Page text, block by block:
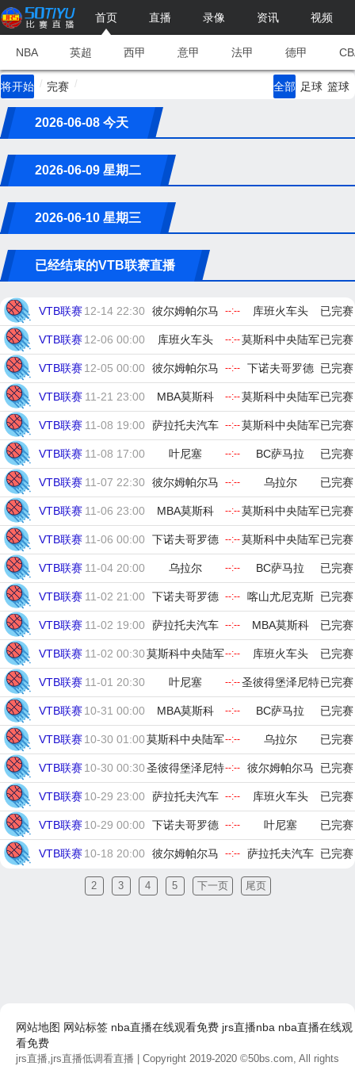
首页 直播 录像 资讯 视频
NBA 英超 西甲 意甲 法甲 德甲
将开始 / 完赛 / 篮球
足球
全部
2026-06-08 今天
2026-06-09 星期二
2026-06-10 星期三
已经结束的VTB联赛直播
VTB联赛12-14 22:30 彼尔姆帕尔马 --:-- 库班火车头 已完赛
VTB联赛12-06 00:00 库班火车头 --:--莫斯科中央陆军已完赛
VTB联赛12-05 00:00 彼尔姆帕尔马 --:-- 下诺夫哥罗德 已完赛
VTB联赛 11-21 23:00 MBA莫斯科 --:--莫斯科中央陆军已完赛
VTB联赛 11-08 19:00 萨拉托夫汽车 --:--莫斯科中央陆军已完赛
VTB联赛 11-08 17:00 叶尼塞 --:-- BC萨马拉 已完赛
VTB联赛 11-07 22:30 彼尔姆帕尔马 --:-- 乌拉尔 已完赛
VTB联赛 11-06 23:00 MBA莫斯科 --:--莫斯科中央陆军已完赛
VTB联赛 11-06 00:00 下诺夫哥罗德 --:--莫斯科中央陆军已完赛
VTB联赛 11-04 20:00 乌拉尔 --:-- BC萨马拉 已完赛
VTB联赛 11-02 21:00 下诺夫哥罗德 --:-- 喀山尤尼克斯 已完赛
VTB联赛 11-02 19:00 萨拉托夫汽车 --:-- MBA莫斯科 已完赛
VTB联赛 11-02 00:30莫斯科中央陆军--:-- 库班火车头 已完赛
VTB联赛 11-01 20:30 叶尼塞 --:--圣彼得堡泽尼特已完赛
VTB联赛10-31 00:00 MBA莫斯科 --:-- BC萨马拉 已完赛
VTB联赛10-30 01:00莫斯科中央陆军--:-- 乌拉尔 已完赛
VTB联赛10-30 00:30圣彼得堡泽尼特--:-- 彼尔姆帕尔马 已完赛
VTB联赛10-29 23:00 萨拉托夫汽车 --:-- 库班火车头 已完赛
VTB联赛10-29 00:00 下诺夫哥罗德 --:-- 叶尼塞 已完赛
VTB联赛10-18 20:00 彼尔姆帕尔马 --:-- 萨拉托夫汽车 已完赛
2 3 4 5 下一页 尾页
网站地图 网站标签 nba直播在线观看免费 jrs直播nba nba直播在线观
看免费
jrs直播,jrs直播低调看直播 | Copyright 2019-2020 ©50bs.com, All rights